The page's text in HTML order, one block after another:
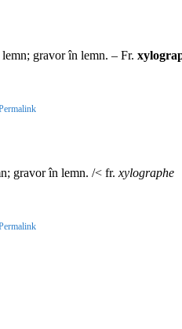
gravor în lemn. – Fr.
gravor în lemn. /< fr. xylographe